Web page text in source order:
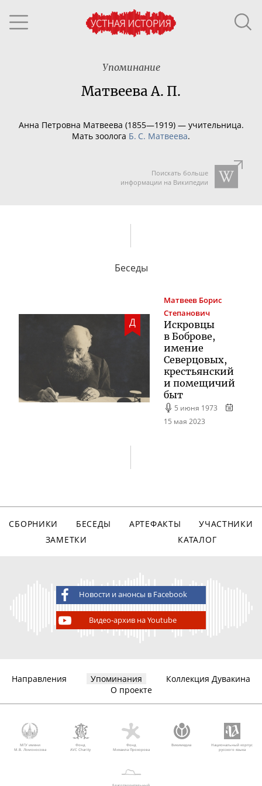
Упоминание
Матвеева А. П.
Анна Петровна Матвеева (1855—1919) — учительница.
Мать зоолога Б. С. Матвеева.
Поискать больше
информации на Википедии
Беседы
Д
Матвеев Борис
Степанович
Искровцы
в Боброве,
имение
Северцовых,
крестьянский
и помещичий
быт
5 июня 1973
15 мая 2023
СБОРНИКИ БЕСЕДЫ АРТЕФАКТЫ
УЧАСТНИКИ
ЗАМЕТКИ
КАТАЛОГ
Новости и анонсы в Facebook
Видео-архив на Youtube
Направления Упоминания
Коллекция Дувакина
О проекте
МГУ имени
М.В. Ломоносова
Фонд
AVC Charity
Фонд
Михаила Прохорова
Викимедиа
Национальный корпус
русского языка